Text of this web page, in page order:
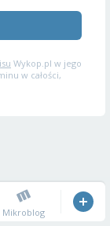
Wykop.pl w jego
w całości,
Mikroblog